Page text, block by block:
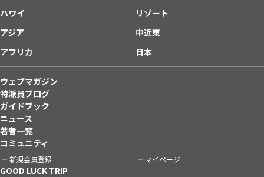
ハワイ
リゾート
アジア
中近東
アフリカ
日本
ウェブマガジン
特派員ブログ
ガイドブック
ニュース
著者一覧
コミュニティ
新規会員登録 マイページ
GOOD LUCK TRIP